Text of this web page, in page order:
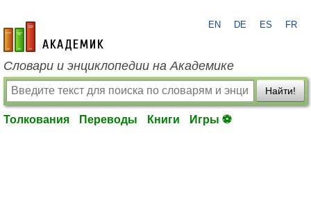
academic.ru
EN DE ES FR
Словари и энциклопедии на Академике
Найти!
Толкования Переводы Книги Игры ⚽